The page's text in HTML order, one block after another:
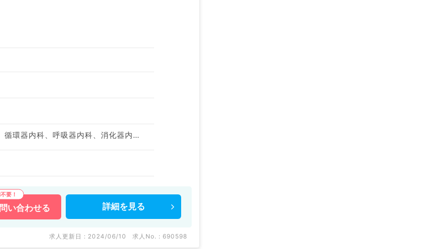
神経内科、心療内科、一般内科、循環器内科、呼吸器内科、消化器内科、内分泌・代謝内科、腎臓内科、老年内科、膠原病科
問い合わせる 詳細を 見る
求人更新日 : 2024/06/10 求人No. : 690598